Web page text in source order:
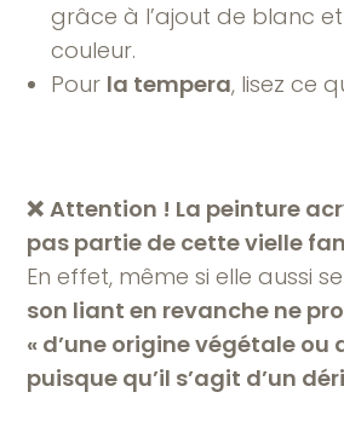
grâce à l’ajout de blanc
couleur.
Pour la tempera, lisez ce
❌ Attention ! La peinture
pas partie de cette vielle
En effet, même si elle aussi
son liant en revanche ne
« d’une origine végétale ou
puisque qu’il s’agit d’un